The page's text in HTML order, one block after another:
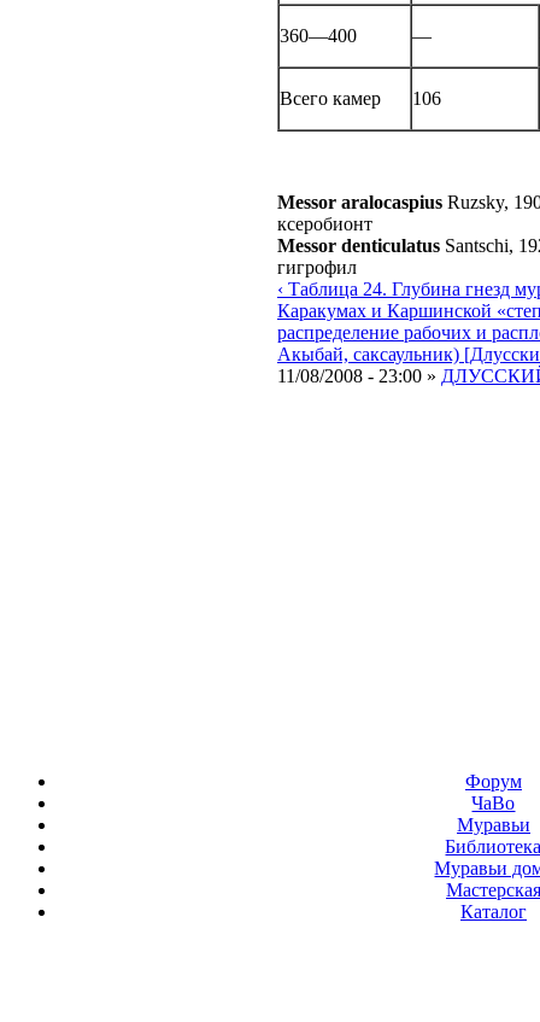
360—400 —
Всего камер 106
Messor aralocaspius Ruzsky,
ксеробионт
Messor denticulatus Santschi,
гигрофил
‹ Таблица 24. Глубина гнезд
Каракумах и Каршинской
распределение рабочих и
Акыбай, саксаульник)
11/08/2008 - 23:00 »
Форум
ЧаВо
Муравьи
Муравьи
Мастерская
Каталог